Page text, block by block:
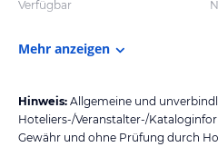
Verfügbar
Mehr anzeigen
Hinweis: Allgemeine und
Hoteliers-/Veranstalter-/
Gewähr und ohne Prüfung durch